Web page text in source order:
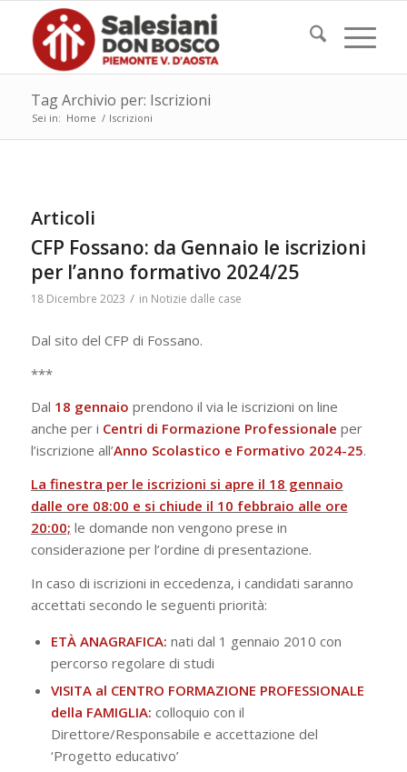
Tag Archivio per: Iscrizioni
Sei in: Home / Iscrizioni
Articoli
CFP Fossano: da Gennaio le iscrizioni
per l’anno formativo 2024/25
18 Dicembre 2023 / in Notizie dalle case
Dal sito del CFP di Fossano.
***
Dal 18 gennaio prendono il via le iscrizioni on line
anche per i Centri di Formazione Professionale per
l’iscrizione all’Anno Scolastico e Formativo 2024-25.
La finestra per le iscrizioni si apre il 18 gennaio
dalle ore 08:00 e si chiude il 10 febbraio alle ore
20:00; le domande non vengono prese in
considerazione per l’ordine di presentazione.
In caso di iscrizioni in eccedenza, i candidati saranno
accettati secondo le seguenti priorità:
ETÀ ANAGRAFICA: nati dal 1 gennaio 2010 con
percorso regolare di studi
VISITA al CENTRO FORMAZIONE PROFESSIONALE
della FAMIGLIA: colloquio con il
Direttore/Responsabile e accettazione del
‘Progetto educativo’